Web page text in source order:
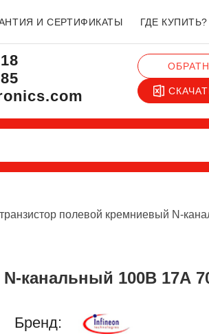
И СЕРТИФИКАТЫ ГДЕ КУПИТЬ?
транзистор полевой кремниевый N-
канальный 100В 17А
Бренд: